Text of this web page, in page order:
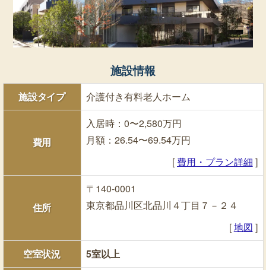
施設情報
施設タイプ 介護付き有料老人ホーム
費用
入居時：0〜2,580万円
月額：26.54〜69.54万円
[ 費用・プラン詳細 ]
住所
〒140-0001
東京都品川区北品川４丁目７－２４
[地図 ]
空室状況
5室以上